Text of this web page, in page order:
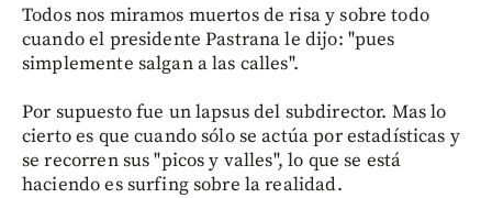
Todos nos miramos muertos de risa y sobre todo
cuando el presidente Pastrana le dijo: "pues
simplemente salgan a las calles".
Por supuesto fue un lapsus del subdirector. Mas lo
cierto es que cuando sólo se actúa por estadísticas y
se recorren sus "picos y valles", lo que se está
haciendo es surfing sobre la realidad.